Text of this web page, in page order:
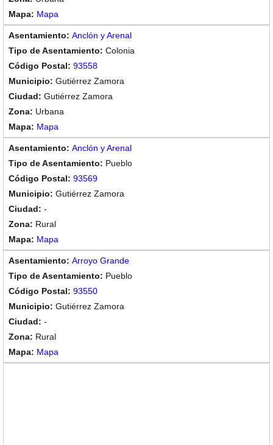
Mapa
Anclón y Arenal
Colonia
93558
Gutiérrez Zamora
Gutiérrez Zamora
Urbana
Mapa
Anclón y Arenal
Pueblo
93569
Gutiérrez Zamora
-
Rural
Mapa
Arroyo Grande
Pueblo
93550
Gutiérrez Zamora
-
Rural
Mapa